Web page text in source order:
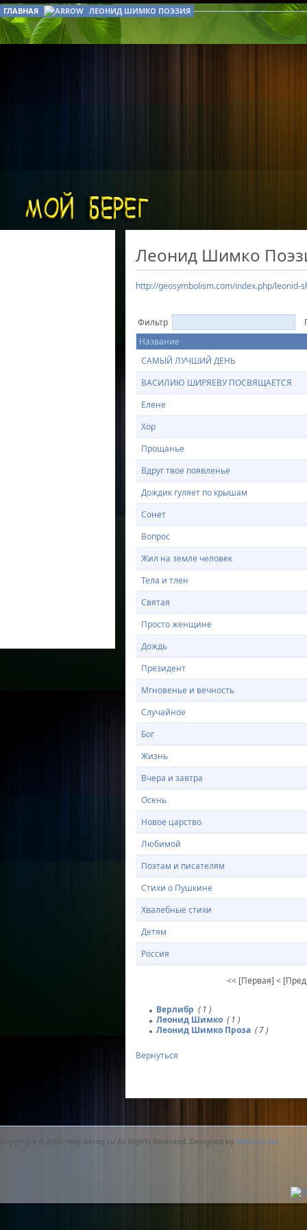
ГЛАВНАЯ ЛЕОНИД ШИМКО ПОЭЗИЯ
Леонид Шимко
http://geosymbolism.com/index.php/leonid-
Фильтр
Название
САМЫЙ ЛУЧШИЙ ДЕНЬ
ВАСИЛИЮ ШИРЯЕВУ ПОСВЯЩАЕТСЯ
Елене
Хор
Прощанье
Вдруг твое появленье
Дождик гуляет по крышам
Сонет
Вопрос
Жил на земле человек
Тела и тлен
Святая
Просто женщине
Дождь
Президент
Мгновенье и вечность
Случайное
Бог
Жизнь
Вчера и завтра
Осень
Новое царство
Любимой
Поэтам и писателям
Стихи о Пушкине
Хвалебные стихи
Детям
Россия
<< [Первая] <
Верлибр ( 1 )
Леонид Шимко ( 1 )
Леонид Шимко Проза ( 7 )
Вернуться
Copyright © 2005 moy-bereg.ru All Rights Reserved. Designed by Neotron ltd.